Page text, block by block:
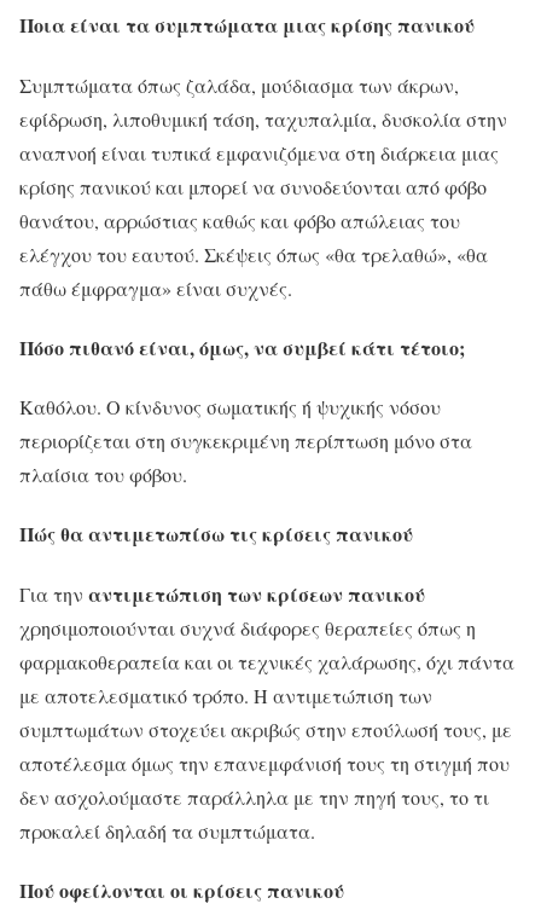
Ποια είναι τα συμπτώματα μιας κρίσης πανικού
Συμπτώματα όπως ζαλάδα, μούδιασμα των άκρων,
εφίδρωση, λιποθυμική τάση, ταχυπαλμία, δυσκολία στην
αναπνοή είναι τυπικά εμφανιζόμενα στη διάρκεια μιας
κρίσης πανικού και μπορεί να συνοδεύονται από φόβο
θανάτου, αρρώστιας καθώς και φόβο απώλειας του
ελέγχου του εαυτού. Σκέψεις όπως «θα τρελαθώ», «θα
πάθω έμφραγμα» είναι συχνές.
Πόσο πιθανό είναι, όμως, να συμβεί κάτι τέτοιο;
Καθόλου. Ο κίνδυνος σωματικής ή ψυχικής νόσου
περιορίζεται στη συγκεκριμένη περίπτωση μόνο στα
πλαίσια του φόβου.
Πώς θα αντιμετωπίσω τις κρίσεις πανικού
Για την αντιμετώπιση των κρίσεων πανικού
χρησιμοποιούνται συχνά διάφορες θεραπείες όπως η
φαρμακοθεραπεία και οι τεχνικές χαλάρωσης, όχι πάντα
με αποτελεσματικό τρόπο. Η αντιμετώπιση των
συμπτωμάτων στοχεύει ακριβώς στην επούλωσή τους, με
αποτέλεσμα όμως την επανεμφάνισή τους τη στιγμή που
δεν ασχολούμαστε παράλληλα με την πηγή τους, το τι
προκαλεί δηλαδή τα συμπτώματα.
Πού οφείλονται οι κρίσεις πανικού